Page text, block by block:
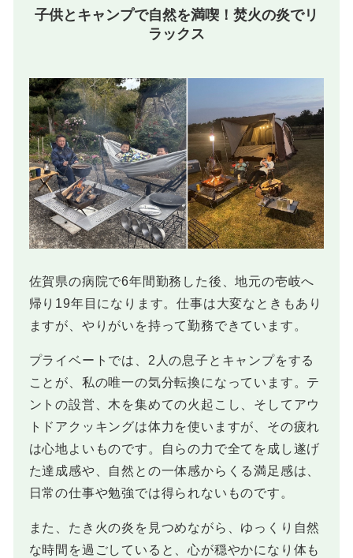
子供とキャンプで自然を満喫！焚火の炎でリ
ラックス
佐賀県の病院で6年間勤務した後、地元の壱岐へ
帰り19年目になります。仕事は大変なときもあり
ますが、やりがいを持って勤務できています。
プライベートでは、2人の息子とキャンプをする
ことが、私の唯一の気分転換になっています。テ
ントの設営、木を集めての火起こし、そしてアウ
トドアクッキングは体力を使いますが、その疲れ
は心地よいものです。自らの力で全てを成し遂げ
た達成感や、自然との一体感からくる満足感は、
日常の仕事や勉強では得られないものです。
また、たき火の炎を見つめながら、ゆっくり自然
な時間を過ごしていると、心が穏やかになり体も